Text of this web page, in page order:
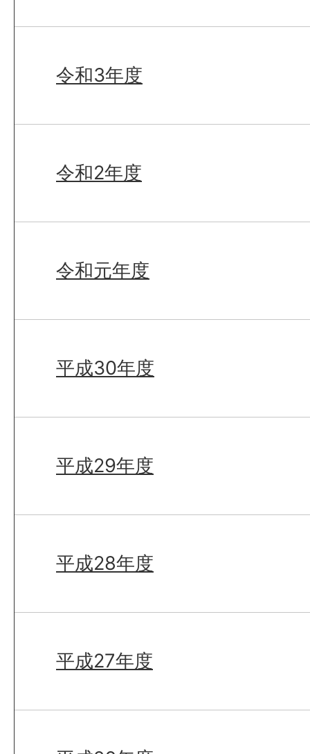
令和3年度
令和2年度
令和元年度
平成30年度
平成29年度
平成28年度
平成27年度